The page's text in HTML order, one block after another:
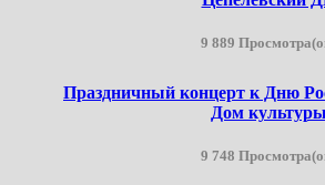
9 889
Праздничный концерт к Дню
Дом культуры
9 748